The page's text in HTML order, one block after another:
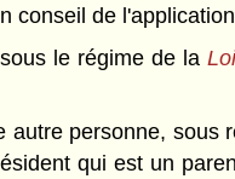
de
le régime de la
personne,
qui est un